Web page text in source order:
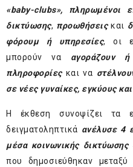
«baby-clubs»,
πληρωμένοι
δικτύωσης, προωθήσειςκαι
φόρουμ ή υπηρεσίες, οι
μπορούν να αγοράζουν
πληροφορίεςκαι να
σε νέες γυναίκες, εγκύους
Η έκθεση συνοψίζει τα
δειγματοληπτικά ανέλυσε 4
μέσα κοινωνικής
που δημοσιεύθηκαν μεταξύ